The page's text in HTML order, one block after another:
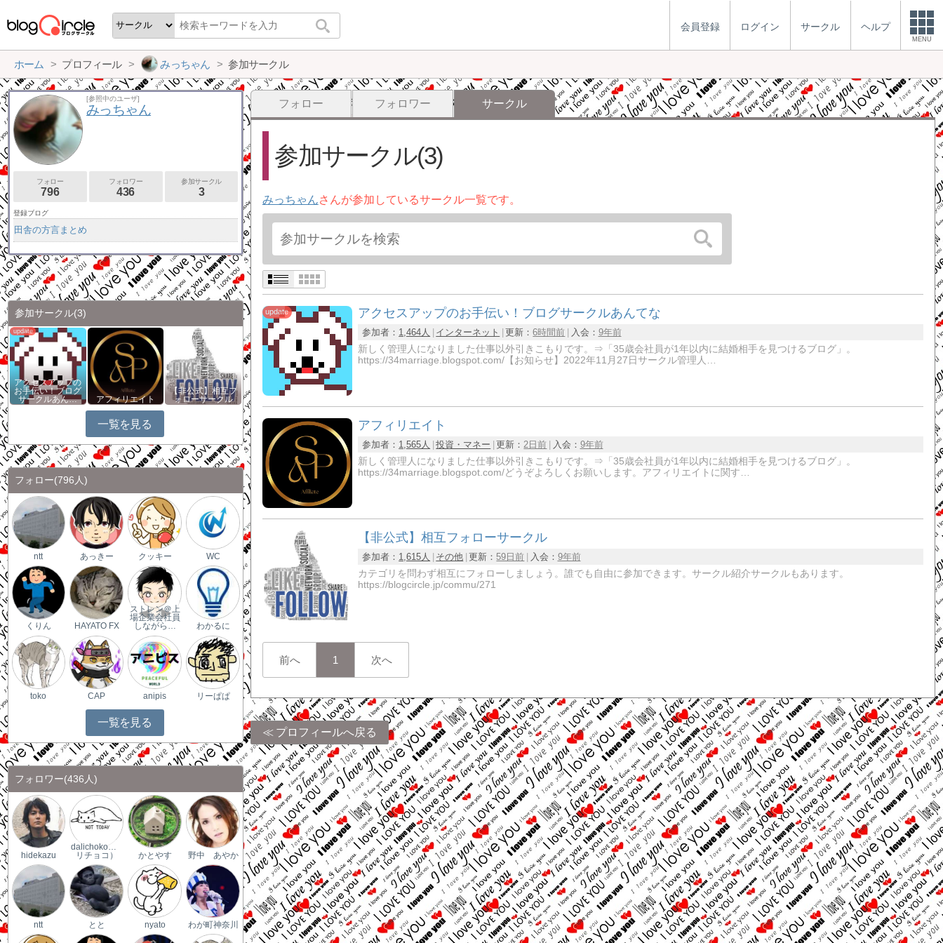
会員登録 ログイン サークル ヘルプ
MENU
ホーム プロフィール みっちゃん 参加サークル
フォロー フォロワー サークル
参加サークル(3)
みっちゃんさんが参加しているサークル一覧です。
アクセスアップのお手伝い！ブログサークルあんてな
参加者： 1,464人 インターネット 更新：6時間前 入会： 9年前
新しく管理人になりました仕事以外引きこもりです。⇒「35歳会社員が1年以内に結婚相手を見つけるブログ」。
https://34marriage.blogspot.com/【お知らせ】2022年11月27日サークル管理人…
アフィリエイト
参加者： 1,565人 投資・マネー 更新：2日前 入会： 9年前
新しく管理人になりました仕事以外引きこもりです。⇒「35歳会社員が1年以内に結婚相手を見つけるブログ」。
https://34marriage.blogspot.com/どうぞよろしくお願いします。アフィリエイトに関す…
【非公式】相互フォローサークル
参加者： 1,615人 その他 更新：59日前 入会： 9年前
カテゴリを問わず相互にフォローしましょう。誰でも自由に参加できます。サークル紹介サークルもあります。
https://blogcircle.jp/commu/271
前へ 1 次へ
プロフィールへ戻る
[参照中のユーザ]
みっちゃん
フォロー
796
フォロワー
436
参加サークル
3
登録ブログ
田舎の方言まとめ
参加サークル(3)
アクセスアップの
お手伝い！ブログ
サークルあん…
アフィリエイト
【非公式】相互フ
ォローサークル
一覧を見る
フォロー(796人)
ntt あっきー クッキー WC
くりん HAYATO FX
ストレン＠上
場企業会社員
しながら…
わかるに
toko CAP anipis リーぱぱ
一覧を見る
フォロワー(436人)
hidekazu
dalichoko（ダ
リチョコ）
かとやす 野中 あやか
ntt とと nyato わが町神奈川